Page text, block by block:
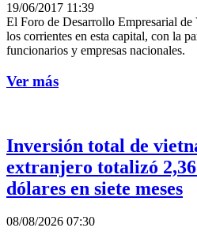
19/06/2017 11:39
El Foro de Desarrollo Empresarial
los corrientes en esta capital, con la
funcionarios y empresas nacionales.
Ver más
Inversión total de
extranjero totalizó
dólares en siete meses
08/08/2026 07:30